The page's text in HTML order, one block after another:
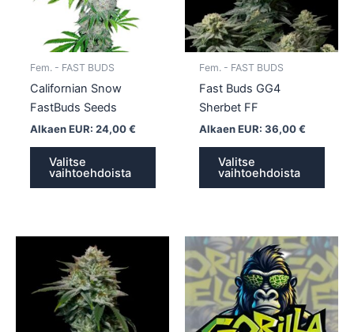
Fem. - FAST BUDS
Californian Snow
FastBuds Seeds
Alkaen EUR: 24,00€
Valitse
vaihtoehdoista
tehdä
valinnat
Fem. - FAST BUDS
Fast Buds GG4
Sherbet FF
Alkaen EUR: 36,00€
Valitse
vaihtoehdoista
tehdä
tuotteella
useampi
muunnelma.
Tällä
on